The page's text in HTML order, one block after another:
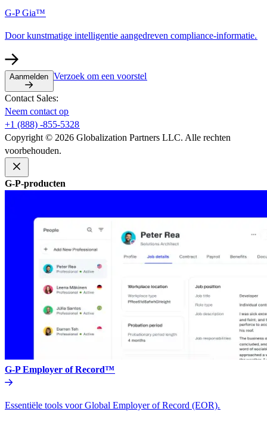
G-P Gia™​​
Door kunstmatige intelligentie aangedreven compliance-informatie.​​
Aanmelden​​ Verzoek om een voorstel​​
Contact Sales:​​
Neem contact op​​
+1 (888) -855-5328​​
Copyright © 2026 Globalization Partners LLC. Alle rechten
voorbehouden.​​
G-P-producten​​
G-P Employer of Record™​​
Essentiële tools voor Global Employer of Record (EOR).​​